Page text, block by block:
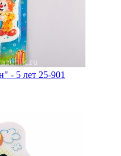
- 5 лет 25-901